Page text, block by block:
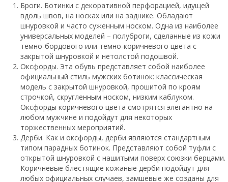
Броги. Ботинки с декоративной перфорацией, идущей
вдоль швов, на носках или на заднике. Обладают
шнуровкой и часто суженным носком. Одна из наиболее
универсальных моделей – полуброги, сделанные из кожи
темно-бордового или темно-коричневого цвета с
закрытой шнуровкой и нетолстой подошвой.
Оксфорды. Эта обувь представляет собой наиболее
официальный стиль мужских ботинок: классическая
модель с закрытой шнуровкой, прошитой по кроям
строчкой, скругленным носком, низким каблуком.
Оксфорды коричневого цвета смотрятся элегантно на
любом мужчине и подойдут для некоторых
торжественных мероприятий.
Дерби. Как и оксфорды, дерби являются стандартным
типом парадных ботинок. Представляют собой туфли с
открытой шнуровкой с нашитыми поверх союзки берцами.
Коричневые блестящие кожаные дерби подойдут для
любых официальных случаев, замшевые же созданы для